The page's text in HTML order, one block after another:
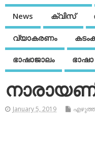
News ക്വിസ്
വ്യാകരണം
ഭാഷാജാലം
January 5, 2019